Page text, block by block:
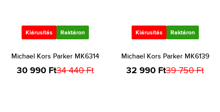
Kiárusítás Raktáron
Michael Kors Parker MK6314
30 990 Ft34 440 Ft
Kiárusítás Raktáron
Michael Kors Parker MK6139
32 990 Ft39 750 Ft